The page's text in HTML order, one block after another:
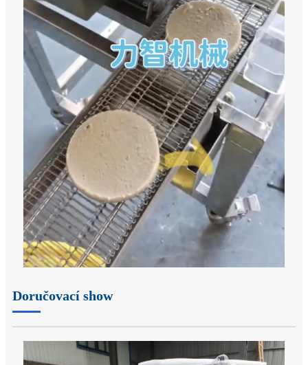
Doručovací show